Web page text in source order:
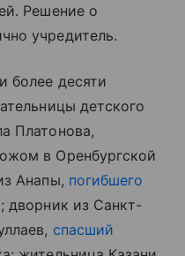
Решение о
учредитель.
более десяти
детского
Платонова,
в Оренбургской
Анапы, погибшего
дворник из Санкт-
спасший